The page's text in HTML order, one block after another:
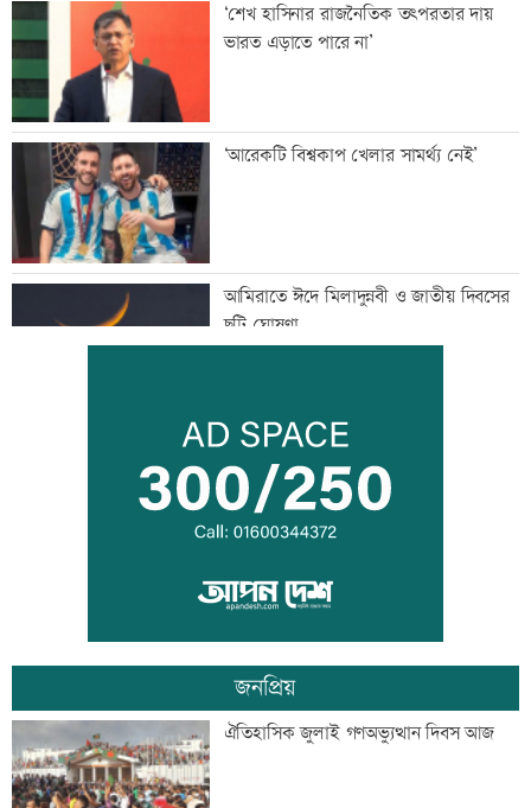
‘শেখ হাসিনার রাজনৈতিক তৎপরতার দায়
ভারত এড়াতে পারে না’
‘আরেকটি বিশ্বকাপ খেলার সামর্থ্য নেই’
আমিরাতে ঈদে মিলাদুন্নবী ও জাতীয় দিবসের
ছুটি ঘোষণা
তনু হত্যায় সাবেক সেনা সদস্য হাফিজুর ফের
গ্রেফতার
‘জীবনের সবচেয়ে খারাপ সিদ্ধান্ত ছিল কপালে
ইনজেকশন’
‘তারেক রহমানকেও আয়নাঘরে বন্দি রেখে
নির্যাতন করা হয়েছিল’
জনপ্রিয়
ঐতিহাসিক জুলাই গণঅভ্যুত্থান দিবস আজ